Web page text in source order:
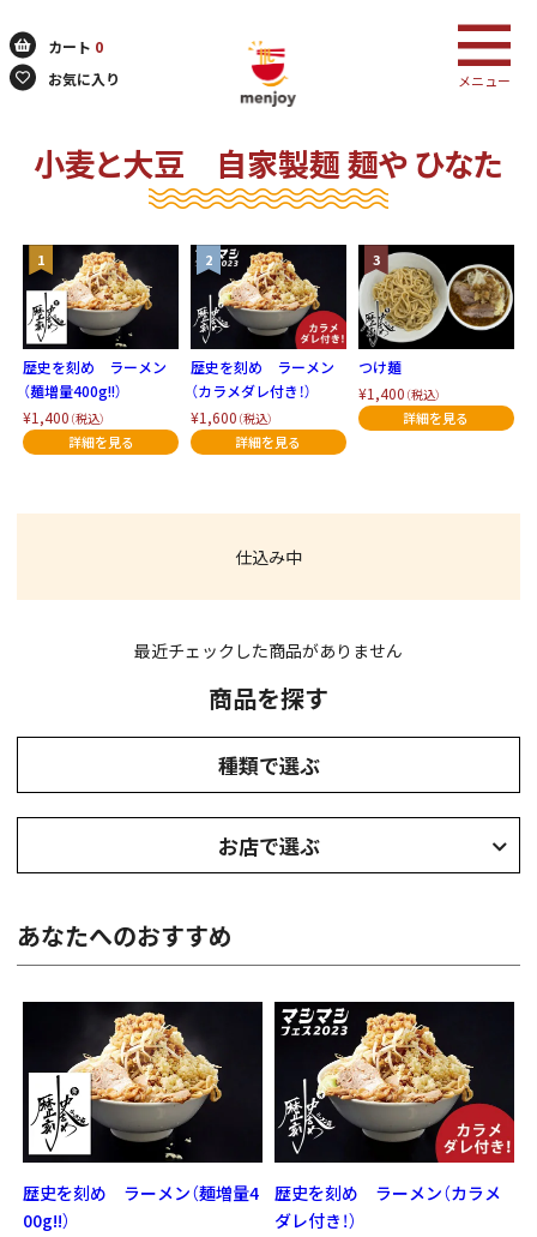
カート 0
お気に入り
メニュー
小麦と大豆 自家製麺 麺や ひなた
歴史を刻め ラーメン
（麺増量400g!!）
¥1,400 （税込）
歴史を刻め ラーメン
（カラメダレ付き！）
¥1,600 （税込）
つけ麺
¥1,400 （税込）
仕込み中
最近チェックした商品がありません
商品を探す
種類で選ぶ
お店で選ぶ
あなたへのおすすめ
歴史を刻め ラーメン（麺増量4
00g!!）
歴史を刻め ラーメン（カラメ
ダレ付き！）
検索